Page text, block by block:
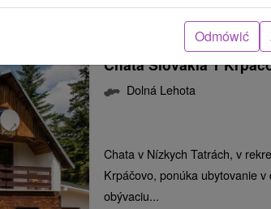
Chata Slovakia 1
Dolná Lehota
Chata v Nízkych Tatrách, v
Krpáčovo, ponúka ubytovanie v
obývaciu...
Odmówić